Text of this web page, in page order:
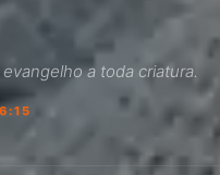
a toda criatura.